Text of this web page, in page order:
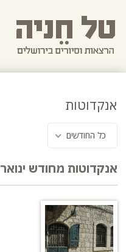
לתוכן
הראשי
אנקדוטות
כל החודשים
אנקדוטות מחודש ינואר 2015